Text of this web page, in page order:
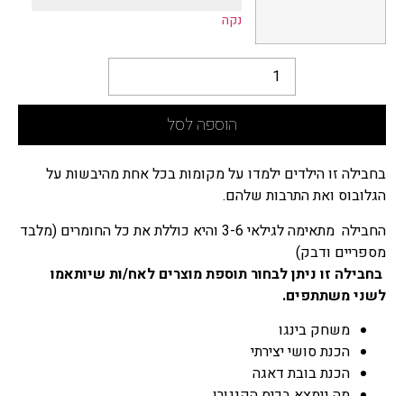
נקה
הוספה לסל
בחבילה זו הילדים ילמדו על מקומות בכל אחת מהיבשות על
הגלובוס ואת התרבות שלהם.
החבילה מתאימה לגילאי 3-6 והיא כוללת את כל החומרים (מלבד
מספריים ודבק)
בחבילה זו ניתן לבחור תוספת מוצרים לאח/ות שיותאמו
לשני משתתפים.
משחק בינגו
הכנת סושי יצירתי
הכנת בובת דאגה